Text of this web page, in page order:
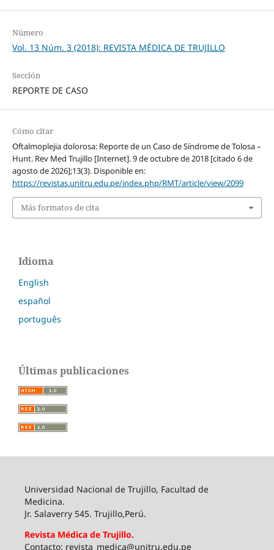
Número
Vol. 13 Núm. 3 (2018): REVISTA MÉDICA DE TRUJILLO
Sección
REPORTE DE CASO
Cómo citar
Oftalmoplejia dolorosa: Reporte de un Caso de Síndrome de Tolosa –
Hunt. Rev Med Trujillo [Internet]. 9 de octubre de 2018 [citado 6 de
agosto de 2026];13(3). Disponible en:
https://revistas.unitru.edu.pe/index.php/RMT/article/view/2099
Más formatos de cita
Idioma
English
español
português
Últimas publicaciones
Universidad Nacional de Trujillo, Facultad de
Medicina.
Jr. Salaverry 545. Trujillo,Perú.
Revista Médica de Trujillo.
Contacto: revista_medica@unitru.edu.pe